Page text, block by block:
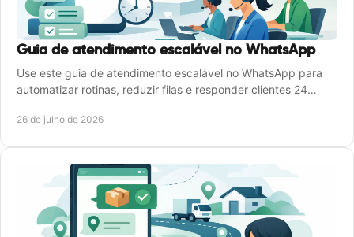
Guia de atendimento escalável no WhatsApp
Use este guia de atendimento escalável no WhatsApp para
automatizar rotinas, reduzir filas e responder clientes 24
26 de julho de 2026